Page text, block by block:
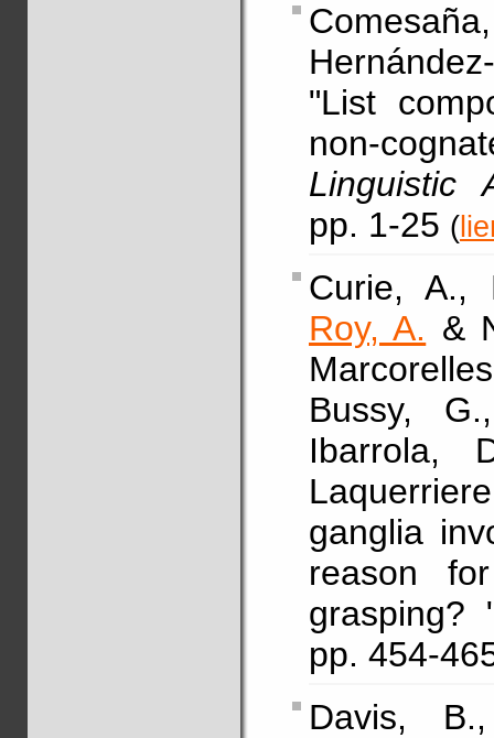
"List
non-
Linguistic
pp. 1-25 (
Curie, A.,
Roy, A. &
Bussy,
Ibarrola,
ganglia
reason
pp. 454-
Davis,